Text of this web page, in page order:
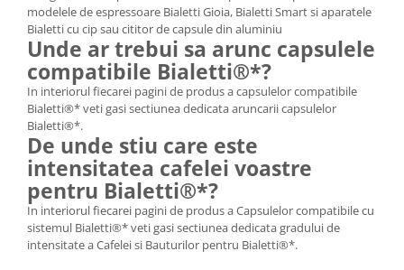
modelele de espressoare Bialetti Gioia, Bialetti Smart si aparatele
Bialetti cu cip sau cititor de capsule din aluminiu
Unde ar trebui sa arunc capsulele
compatibile Bialetti®*?
In interiorul fiecarei pagini de produs a capsulelor compatibile
Bialetti®* veti gasi sectiunea dedicata aruncarii capsulelor
Bialetti®*.
De unde stiu care este
intensitatea cafelei voastre
pentru Bialetti®*?
In interiorul fiecarei pagini de produs a Capsulelor compatibile cu
sistemul Bialetti®* veti gasi sectiunea dedicata gradului de
intensitate a Cafelei si Bauturilor pentru Bialetti®*.